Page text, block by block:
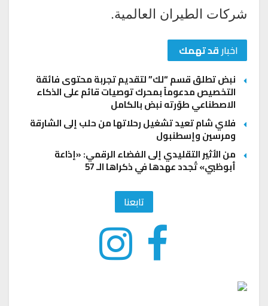
شركات الطيران العالمية.
اخبارقد تهمك
نبض تطلق قسم “لك” لتقديم تجربة محتوى فائقة
التخصيص مدعوماً بمحرك توصيات قائم على الذكاء
الاصطناعي طوّرته نبض بالكامل
فلاي شام تعيد تشغيل رحلاتها من حلب إلى الشارقة
ومرسين وإسطنبول
من الأثير التقليدي إلى الفضاء الرقمي: «إذاعة
أبوظبي» تُجدد عهدها في ذكراها الـ 57
تابعنا